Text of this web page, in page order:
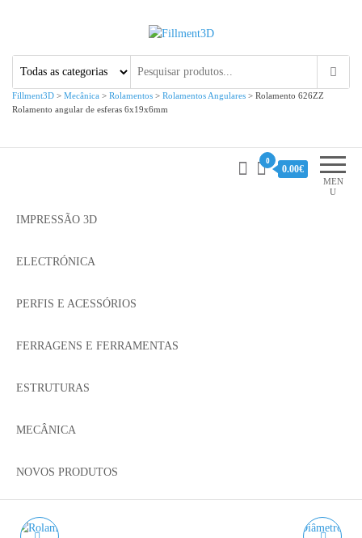
Fillment3D
Fillment3D > Mecânica > Rolamentos > Rolamentos Angulares > Rolamento 626ZZ
Rolamento angular de esferas 6x19x6mm
MEN
U
0
0.00€
IMPRESSÃO 3D
ELECTRÓNICA
PERFIS E ACESSÓRIOS
FERRAGENS E FERRAMENTAS
ESTRUTURAS
MECÂNICA
NOVOS PRODUTOS